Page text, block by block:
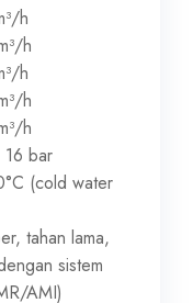
h
h
h
h
h
16 bar
(cold water
tahan lama,
sistem
AMI)